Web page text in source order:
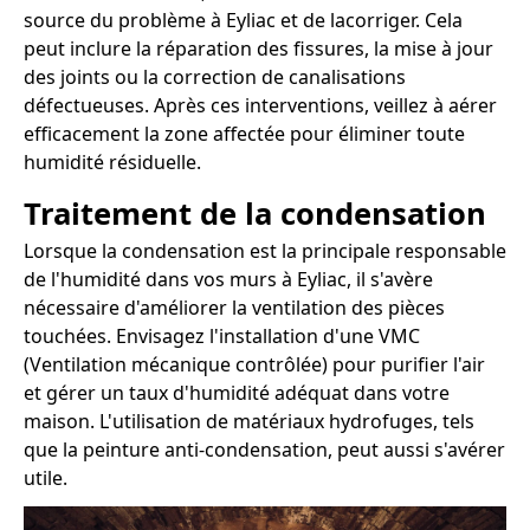
source du problème à Eyliac et de lacorriger. Cela
peut inclure la réparation des fissures, la mise à jour
des joints ou la correction de canalisations
défectueuses. Après ces interventions, veillez à aérer
efficacement la zone affectée pour éliminer toute
humidité résiduelle.
Traitement de la condensation
Lorsque la condensation est la principale responsable
de l'humidité dans vos murs à Eyliac, il s'avère
nécessaire d'améliorer la ventilation des pièces
touchées. Envisagez l'installation d'une VMC
(Ventilation mécanique contrôlée) pour purifier l'air
et gérer un taux d'humidité adéquat dans votre
maison. L'utilisation de matériaux hydrofuges, tels
que la peinture anti-condensation, peut aussi s'avérer
utile.